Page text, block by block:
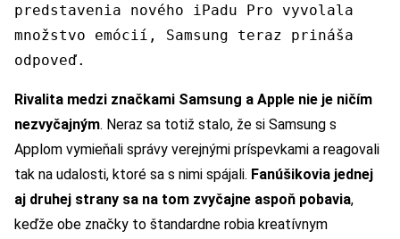
predstavenia nového iPadu Pro vyvolala
množstvo emócií, Samsung teraz prináša
odpoveď.
Rivalita medzi značkami Samsung a Apple nie je ničím
nezvyčajným. Neraz sa totiž stalo, že si Samsung s
Applom vymieňali správy verejnými príspevkami a reagovali
tak na udalosti, ktoré sa s nimi spájali. Fanúšikovia jednej
aj druhej strany sa na tom zvyčajne aspoň pobavia,
keďže obe značky to štandardne robia kreatívnym